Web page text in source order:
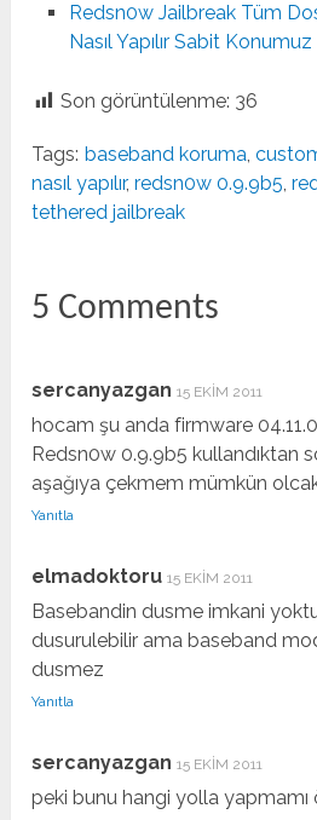
Redsn0w Jailbreak Tüm
Nasıl Yapılır Sabit Konumuz
Son görüntülenme: 36
Tags: baseband koruma,
nasıl yapılır,redsn0w 0.9.9b5,
tethered jailbreak
5 Comments
sercanyazgan 15 EKIM 2011
hocam şu anda firmware
Redsn0w 0.9.9b5 kullandıktan
aşağıya çekmem mümkün olcak
Yanıtla
elmadoktoru 15 EKIM 2011
Basebandin dusme imkani
dusurulebilir ama baseband
dusmez
Yanıtla
sercanyazgan 15 EKIM 2011
peki bunu hangi yolla yapmamı